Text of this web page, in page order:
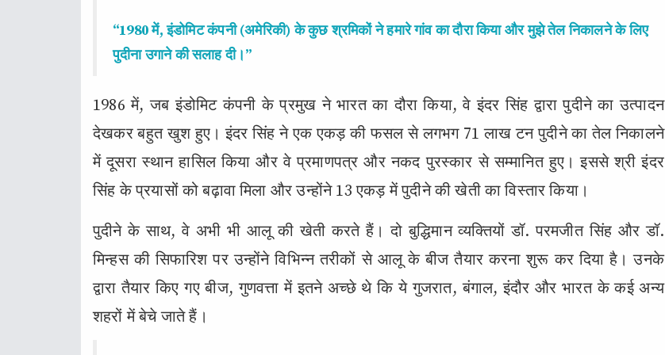
“1980 में, इंडोमिट कंपनी (अमेरिकी) के कुछ श्रमिकों ने हमारे गांव का दौरा किया और मुझे तेल निकालने के लिए
पुदीना उगाने की सलाह दी।”
1986 में, जब इंडोमिट कंपनी के प्रमुख ने भारत का दौरा किया, वे इंदर सिंह द्वारा पुदीने का उत्पादन
देखकर बहुत खुश हुए। इंदर सिंह ने एक एकड़ की फसल से लगभग 71 लाख टन पुदीने का तेल निकालने
में दूसरा स्थान हासिल किया और वे प्रमाणपत्र और नकद पुरस्कार से सम्मानित हुए। इससे श्री इंदर
सिंह के प्रयासों को बढ़ावा मिला और उन्होंने 13 एकड़ में पुदीने की खेती का विस्तार किया।
पुदीने के साथ, वे अभी भी आलू की खेती करते हैं। दो बुद्धिमान व्यक्तियों डॉ. परमजीत सिंह और डॉ.
मिन्हस की सिफारिश पर उन्होंने विभिन्न तरीकों से आलू के बीज तैयार करना शुरू कर दिया है। उनके
द्वारा तैयार किए गए बीज, गुणवत्ता में इतने अच्छे थे कि ये गुजरात, बंगाल, इंदौर और भारत के कई अन्य
शहरों में बेचे जाते हैं।